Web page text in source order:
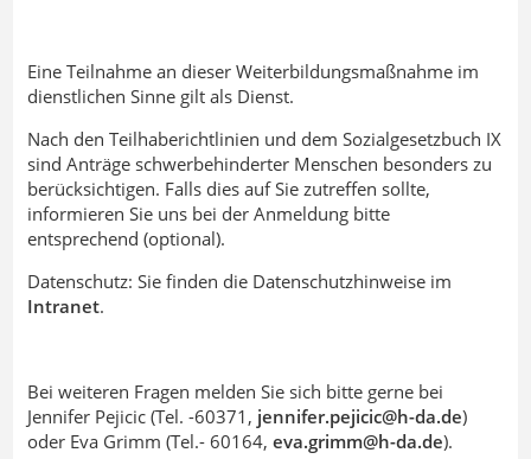
Eine Teilnahme an dieser Weiterbildungsmaßnahme im
dienstlichen Sinne gilt als Dienst.
Nach den Teilhaberichtlinien und dem Sozialgesetzbuch IX
sind Anträge schwerbehinderter Menschen besonders zu
berücksichtigen. Falls dies auf Sie zutreffen sollte,
informieren Sie uns bei der Anmeldung bitte
entsprechend (optional).
Datenschutz: Sie finden die Datenschutzhinweise im
Intranet.
Bei weiteren Fragen melden Sie sich bitte gerne bei
Jennifer Pejicic (Tel. -60371, jennifer.pejicic@h-da.de)
oder Eva Grimm (Tel.- 60164, eva.grimm@h-da.de).